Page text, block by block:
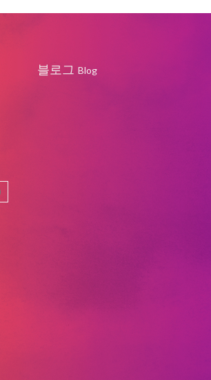
블로그 Blog